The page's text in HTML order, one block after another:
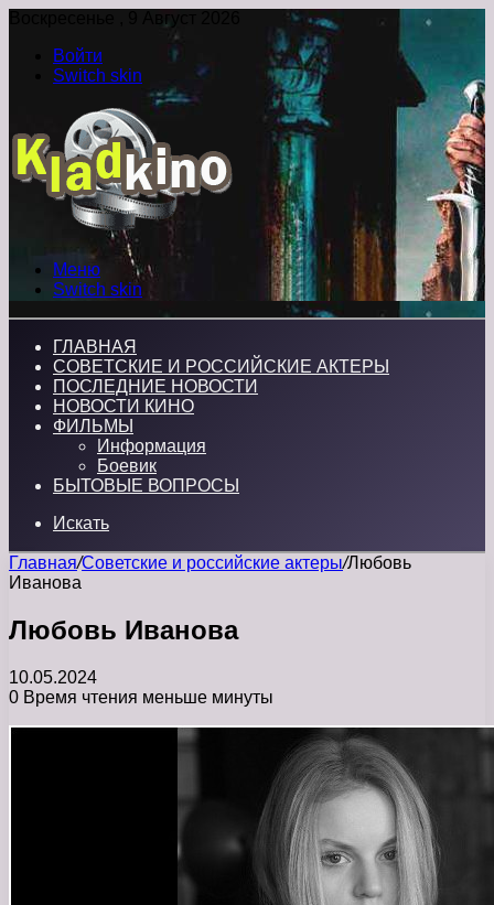
Воскресенье , 9 Август 2026
Войти
Switch skin
Меню
Switch skin
ГЛАВНАЯ
СОВЕТСКИЕ И РОССИЙСКИЕ АКТЕРЫ
ПОСЛЕДНИЕ НОВОСТИ
НОВОСТИ КИНО
ФИЛЬМЫ
Информация
Боевик
БЫТОВЫЕ ВОПРОСЫ
Искать
Главная/Советские и российские актеры/Любовь
Иванова
Любовь Иванова
10.05.2024
0 Время чтения меньше минуты